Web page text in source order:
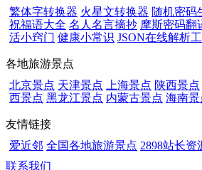
繁体字转换器 火星文转换器 随机密码
祝福语大全 名人名言摘抄 摩斯密码翻
活小窍门 健康小常识 JSON在线解析
各地旅游景点
北京景点 天津景点 上海景点 陕西景点
西景点 黑龙江景点 内蒙古景点 海南景
友情链接
爱近邻 全国各地旅游景点 2898站长资
联系我们